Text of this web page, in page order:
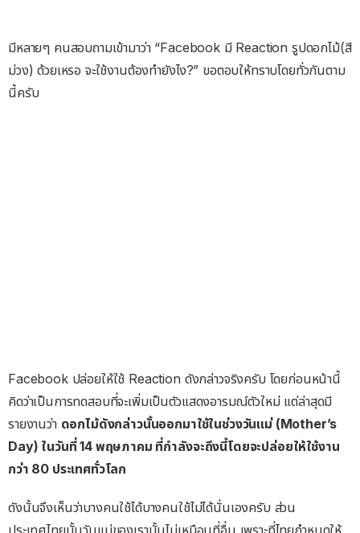
มีหลายๆ คนสอบถามเข้ามาว่า “Facebook มี Reaction รูปดอกไม้(สี
ม่วง) ด้วยเหรอ จะใช้งานต้องทำยังไง?” ขอตอบให้ทราบโดยทั่วกันตาม
นี้ครับ
Facebook ปล่อยให้ใช้ Reaction ดังกล่าวจริงครับ โดยก่อนหน้านี้
คิดว่าเป็นการทดสอบที่จะเพิ่มเป็นตัวแสดงอารมณ์ตัวใหม่ แต่ล่าสุดมี
รายงานว่า ดอกไม้ดังกล่าวนั้นออกมาใช้ในช่วงวันแม่ (Mother’s
Day) ในวันที่ 14 พฤษภาคม ที่กำลังจะถึงนี้โดยจะปล่อยให้ใช้งาน
กว่า 80 ประเทศทั่วโลก
ดังนั้นจึงเห็นว่าบางคนใช้ได้บางคนใช้ไม่ได้นั่นเองครับ ส่วน